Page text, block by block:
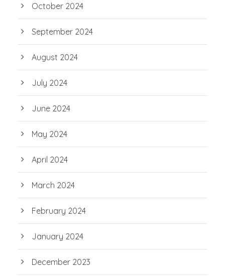
October 2024
September 2024
August 2024
July 2024
June 2024
May 2024
April 2024
March 2024
February 2024
January 2024
December 2023